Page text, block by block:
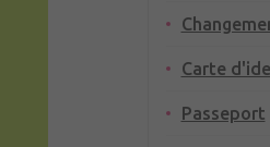
Carte
Passeport